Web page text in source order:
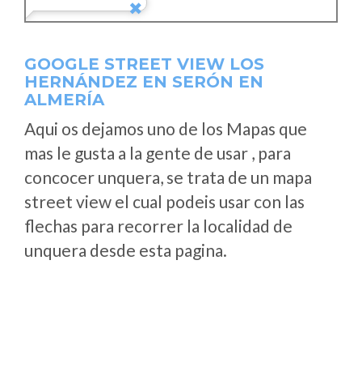
GOOGLE STREET VIEW LOS
HERNÁNDEZ EN SERÓN EN
ALMERÍA
Aqui os dejamos uno de los Mapas que
mas le gusta a la gente de usar , para
concocer unquera, se trata de un mapa
street view el cual podeis usar con las
flechas para recorrer la localidad de
unquera desde esta pagina.